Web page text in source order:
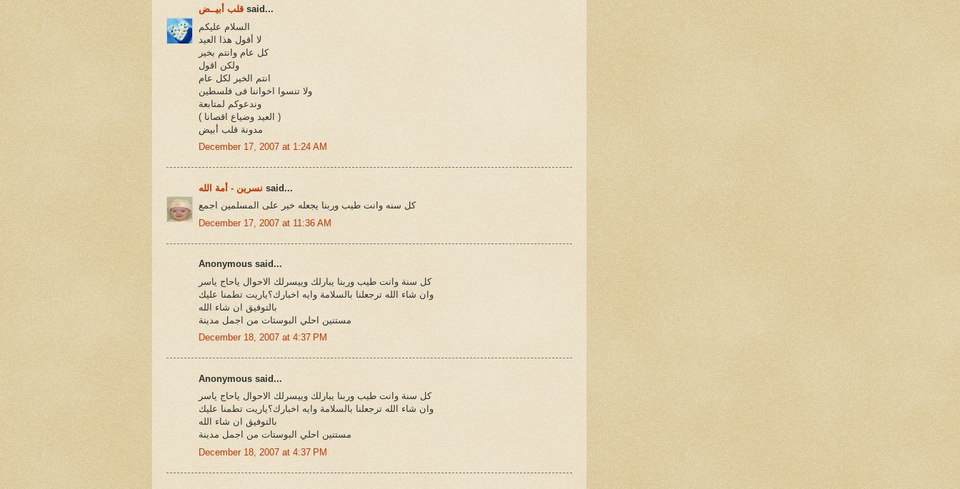
قلب أبيــض said...
السلام عليكم
لا أقول هذا العيد
كل عام وانتم بخير
ولكن اقول
انتم الخير لكل عام
ولا تنسوا اخواننا فى فلسطين
وندعوكم لمتابعة
( العيد وضياع اقصانا )
مدونة قلب أبيض
December 17, 2007 at 1:24 AM
نسرين - أمة الله said...
كل سنه وانت طيب وربنا يجعله خير على المسلمين اجمع
December 17, 2007 at 11:36 AM
Anonymous said...
كل سنة وانت طيب وربنا يبارلك وييسرلك الاحوال ياحاج ياسر
وان شاء الله ترجعلنا بالسلامة وايه اخبارك؟ياريت تطمنا عليك
بالتوفيق ان شاء الله
مستنين احلي البوستات من اجمل مدينة
December 18, 2007 at 4:37 PM
Anonymous said...
كل سنة وانت طيب وربنا يبارلك وييسرلك الاحوال ياحاج ياسر
وان شاء الله ترجعلنا بالسلامة وايه اخبارك؟ياريت تطمنا عليك
بالتوفيق ان شاء الله
مستنين احلي البوستات من اجمل مدينة
December 18, 2007 at 4:37 PM